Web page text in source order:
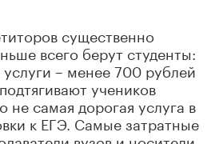
существенно
всего берут студенты:
– менее 700 рублей
учеников
самая дорогая услуга в
к ЕГЭ. Самые затратные